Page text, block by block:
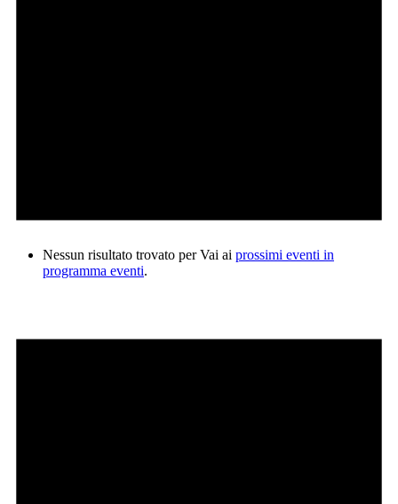
Nessun risultato trovato per Vai ai prossimi eventi in
programma eventi.